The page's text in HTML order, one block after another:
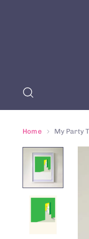
Home My Party